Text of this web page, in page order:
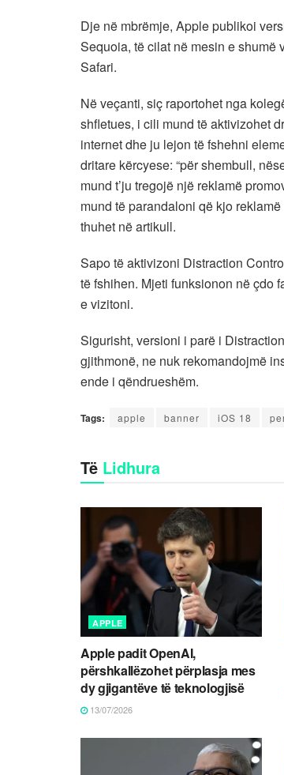
Dje në mbrëmje, Apple publikoi
Sequoia, të cilat në mesin e shumë
Safari.
Në veçanti, siç raportohet nga
shfletues, i cili mund të aktivizohet
internet dhe ju lejon të fshehni
dritare kërcyese: “për shembull,
mund t’ju tregojë një reklamë
mund të parandaloni që kjo
thuhet në artikull.
Sapo të aktivizoni Distraction
të fshihen. Mjeti funksionon në çdo
e vizitoni.
Sigurisht, versioni i parë i
gjithmonë, ne nuk rekomandojmë
ende i qëndrueshëm.
Tags: apple banner iOS 18
Të Lidhura
APPLE
Apple padit OpenAI,
përshkallëzohet përplasja mes
dy gjigantëve të teknologjisë
13/07/2026